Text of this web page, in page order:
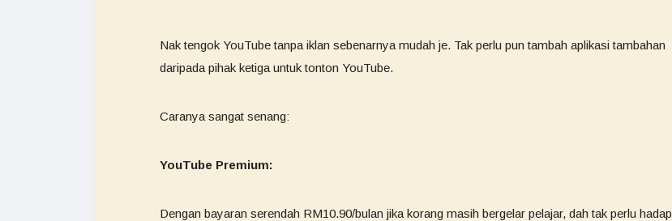
Nak tengok YouTube tanpa iklan sebenarnya mudah je. Tak perlu pun tambah aplikasi tambahan
daripada pihak ketiga untuk tonton YouTube.
Caranya sangat senang:
YouTube Premium:
Dengan bayaran serendah RM10.90/bulan jika korang masih bergelar pelajar, dah tak perlu hadap